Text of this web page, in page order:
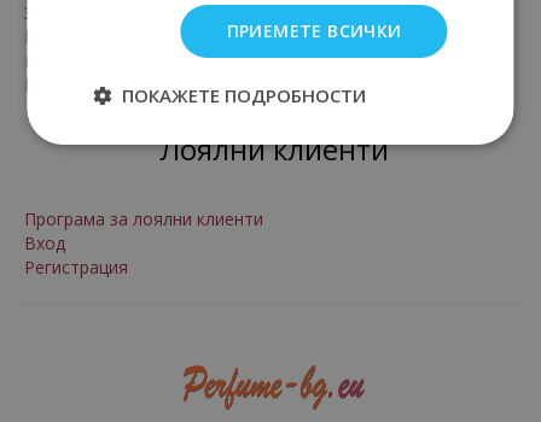
За нас
Контакти
Произход на стоките
Мнения от клиенти на магазина
Лоялни клиенти
Програма за лоялни клиенти
Вход
Регистрация
ПРИЕМЕТЕ ВСИЧКИ
ПОКАЖЕТЕ ПОДРОБНОСТИ